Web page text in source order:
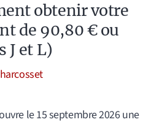
obtenir votre
de 90,80 € ou
J et L)
le 15 septembre 2026 une